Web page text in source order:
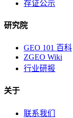
存证公示
研究院
GEO 101 百科
ZGEO Wiki
行业研报
关于
联系我们